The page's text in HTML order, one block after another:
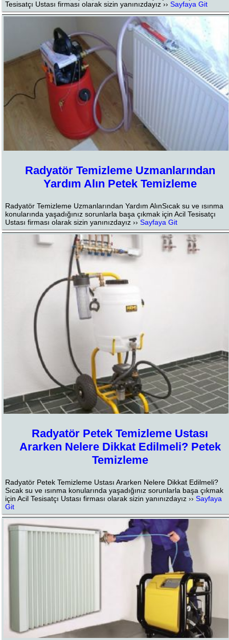
Tesisatçı Ustası firması olarak sizin yanınızdayız ››Sayfaya Git
Radyatör Temizleme Uzmanlarından
Yardım Alın Petek Temizleme
Radyatör Temizleme Uzmanlarından Yardım AlınSıcak su ve ısınma
konularında yaşadığınız sorunlarla başa çıkmak için Acil Tesisatçı
Ustası firması olarak sizin yanınızdayız ››Sayfaya Git
Radyatör Petek Temizleme Ustası
Ararken Nelere Dikkat Edilmeli? Petek
Temizleme
Radyatör Petek Temizleme Ustası Ararken Nelere Dikkat Edilmeli?
Sıcak su ve ısınma konularında yaşadığınız sorunlarla başa çıkmak
için Acil Tesisatçı Ustası firması olarak sizin yanınızdayız ››Sayfaya
Git